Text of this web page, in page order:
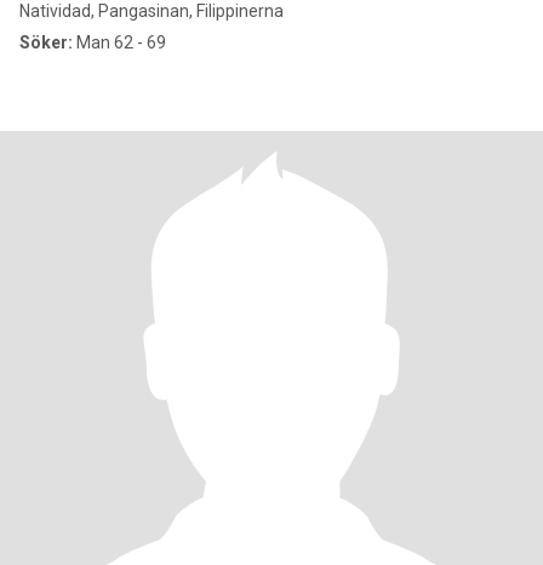
Natividad, Pangasinan, Filippinerna
Söker: Man 62 - 69